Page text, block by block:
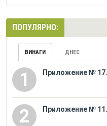
ПОПУЛЯРНО:
ВИНАГИ ДНЕС
1 Приложение №
2 Приложение №